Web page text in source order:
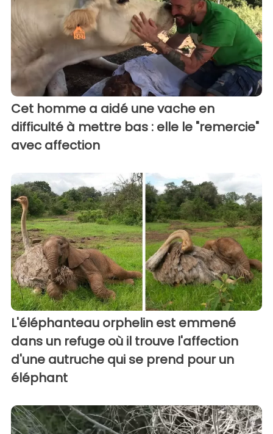
Cet homme a aidé une vache en
difficulté à mettre bas : elle le "remercie"
avec affection
L'éléphanteau orphelin est emmené
dans un refuge où il trouve l'affection
d'une autruche qui se prend pour un
éléphant